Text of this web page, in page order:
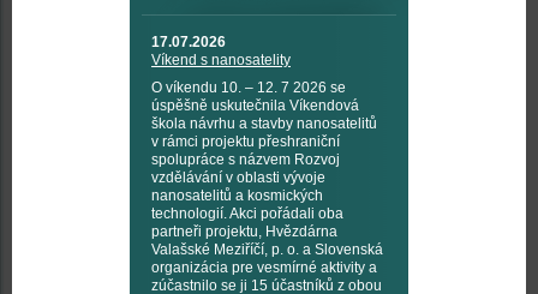
17.07.2026
Víkend s nanosatelity
O víkendu 10. – 12. 7 2026 se
úspěšně uskutečnila Víkendová
škola návrhu a stavby nanosatelitů
v rámci projektu přeshraniční
spolupráce s názvem Rozvoj
vzdělávání v oblasti vývoje
nanosatelitů a kosmických
technologií. Akci pořádali oba
partneři projektu, Hvězdárna
Valašské Meziříčí, p. o. a Slovenská
organizácia pre vesmírné aktivity a
zúčastnilo se ji 15 účastníků z obou